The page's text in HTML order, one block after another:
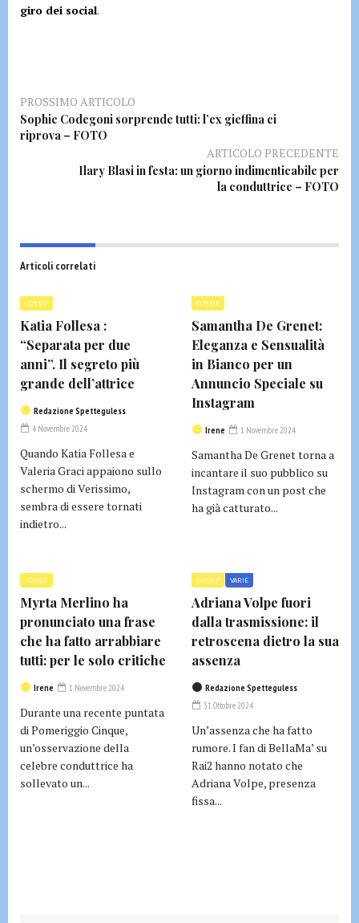
giro dei social.
PROSSIMO ARTICOLO
Sophie Codegoni sorprende tutti: l’ex gieffina ci
riprova – FOTO
ARTICOLO PRECEDENTE
Ilary Blasi in festa: un giorno indimenticabile per
la conduttrice – FOTO
Articoli correlati
GOSSIP
Katia Follesa :
“Separata per due
anni”. Il segreto più
grande dell’attrice
Redazione Spetteguless
4 Novembre 2024
Quando Katia Follesa e
Valeria Graci appaiono sullo
schermo di Verissimo,
sembra di essere tornati
indietro...
GOSSIP
Samantha De Grenet:
Eleganza e Sensualità
in Bianco per un
Annuncio Speciale su
Instagram
Irene 1 Novembre 2024
Samantha De Grenet torna a
incantare il suo pubblico su
Instagram con un post che
ha già catturato...
GOSSIP
Myrta Merlino ha
pronunciato una frase
che ha fatto arrabbiare
tutti: per le solo critiche
Irene 1 Novembre 2024
Durante una recente puntata
di Pomeriggio Cinque,
un’osservazione della
celebre conduttrice ha
sollevato un...
GOSSIP VARIE
Adriana Volpe fuori
dalla trasmissione: il
retroscena dietro la sua
assenza
Redazione Spetteguless
31 Ottobre 2024
Un’assenza che ha fatto
rumore. I fan di BellaMa’ su
Rai2 hanno notato che
Adriana Volpe, presenza
fissa...